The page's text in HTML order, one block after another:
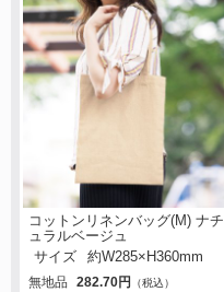
コットンリネンバッグ(M) ナチ
ュラルベージュ
サイズ
約W285×H360mm
無地品
282.70円 （税込）